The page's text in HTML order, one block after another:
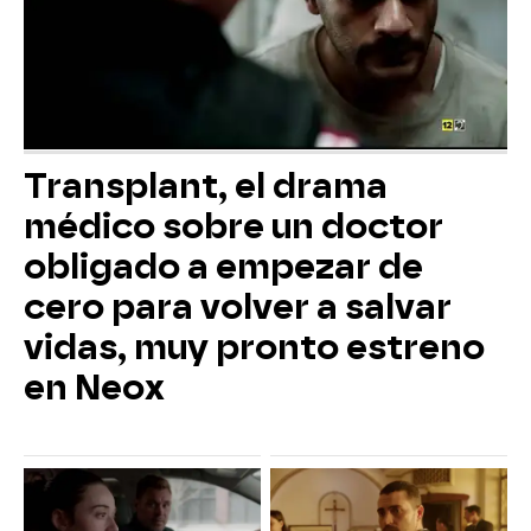
Transplant, el drama
médico sobre un doctor
obligado a empezar de
cero para volver a salvar
vidas, muy pronto estreno
en Neox